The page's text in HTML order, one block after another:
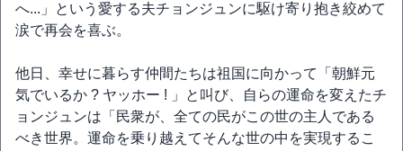
へ...」という愛する夫チョンジュンに駆け寄り抱き絞めて
涙で再会を喜ぶ。
他日、幸せに暮らす仲間たちは祖国に向かって「朝鮮元
気でいるか ? ヤッホー ! 」と叫び、自らの運命を変えたチ
ョンジュンは「民衆が、全ての民がこの世の主人である
べき世界。運命を乗り越えてそんな世の中を実現するこ